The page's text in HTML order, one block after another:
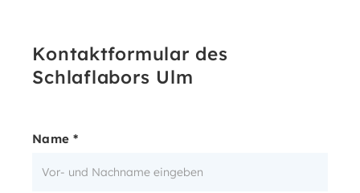
Kontaktformular des
Schlaflabors Ulm
Name *